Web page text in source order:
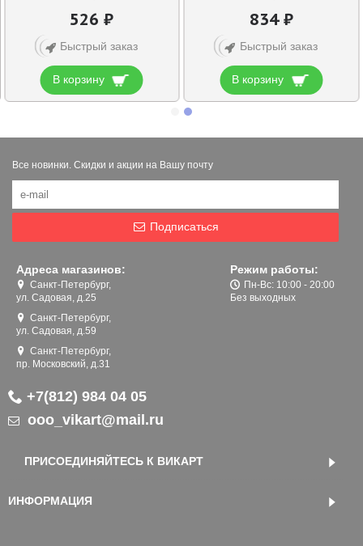
526 ₽
Быстрый заказ
В корзину
834 ₽
Быстрый заказ
В корзину
Все новинки. Скидки и акции на Вашу почту
Подписаться
Адреса магазинов:
Санкт-Петербург,
ул. Садовая, д.25
Санкт-Петербург,
ул. Садовая, д.59
Санкт-Петербург,
пр. Московский, д.31
Режим работы:
Пн-Вс: 10:00 - 20:00
Без выходных
+7(812) 984 04 05
ooo_vikart@mail.ru
ПРИСОЕДИНЯЙТЕСЬ К ВИКАРТ
ИНФОРМАЦИЯ